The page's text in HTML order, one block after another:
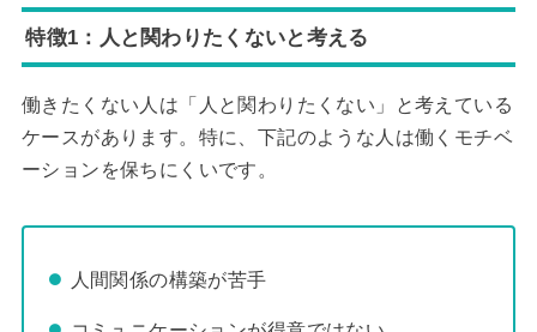
特徴1：人と関わりたくないと考える
働きたくない人は「人と関わりたくない」と考えている
ケースがあります。特に、下記のような人は働くモチベ
ーションを保ちにくいです。
人間関係の構築が苦手